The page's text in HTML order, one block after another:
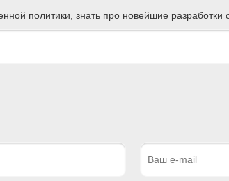
политики, знать про новейшие